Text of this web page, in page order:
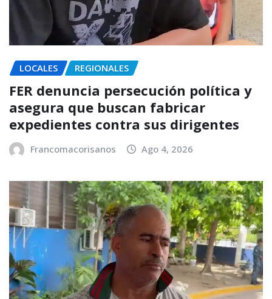
LOCALES REGIONALES
FER denuncia persecución política y
asegura que buscan fabricar
expedientes contra sus dirigentes
Francomacorisanos Ago 4, 2026